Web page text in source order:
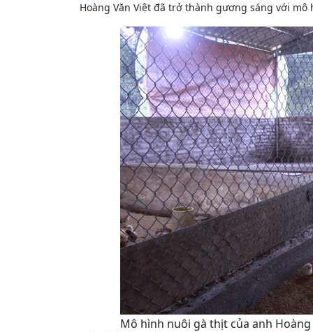
Hoàng Văn Việt đã trở thành gương sáng với
Mô hình nuôi gà thịt của anh Hoàng